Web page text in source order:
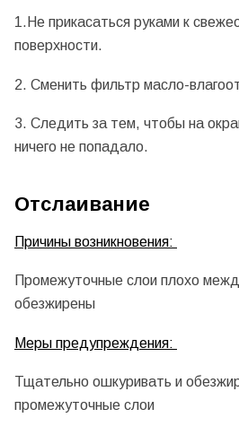
1.Не прикасаться руками к
поверхности.
2. Сменить фильтр масло-
3. Следить за тем, чтобы на
ничего не попадало.
Отслаивание
Причины возникновения:
Промежуточные слои плохо
обезжирены
Меры предупреждения:
Тщательно ошкуривать и
промежуточные слои